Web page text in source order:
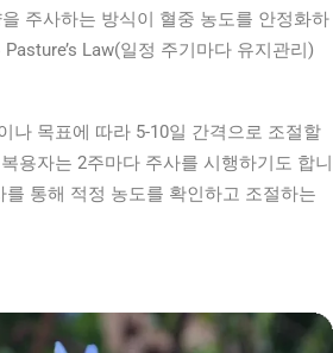
주사하는 방식이 혈중 농도를 안정화하
Law(일정 주기마다 유지관리)
나 목표에 따라 5-10일 간격으로 조절할
용자는 2주마다 주사를 시행하기도 합니
통해 적정 농도를 확인하고 조절하는